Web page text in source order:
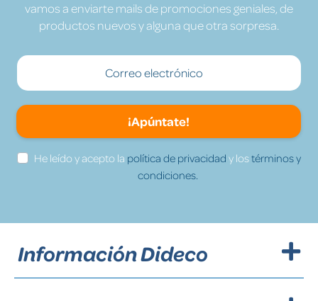
vamos a enviarte mails de promociones geniales, de
productos nuevos y alguna que otra sorpresa.
¡Apúntate!
He leído y acepto la política de privacidad y lostérminos y
condiciones.
Información Dideco